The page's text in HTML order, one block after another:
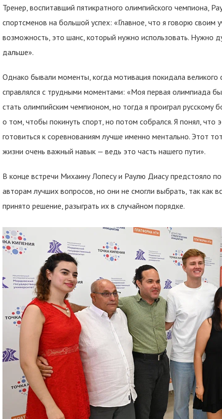
Тренер, воспитавший пятикратного олимпийского чемпиона,
спортсменов на большой успех: «Главное, что я говорю своим
возможность, это шанс, который нужно использовать. Нужно
дальше».
Однако бывали моменты, когда мотивация покидала великого
справлялся с трудными моментами: «Моя первая олимпиада
стать олимпийским чемпионом, но тогда я проиграл русскому
о том, чтобы покинуть спорт, но потом собрался. Я понял, что
готовиться к соревнованиям лучше именно ментально. Этот
жизни очень важный навык — ведь это часть нашего пути».
В конце встречи Михаину Лопесу и Раулю Диасу предстояло
авторам лучших вопросов, но они не смогли выбрать, так
принято решение, разыграть их в случайном порядке.